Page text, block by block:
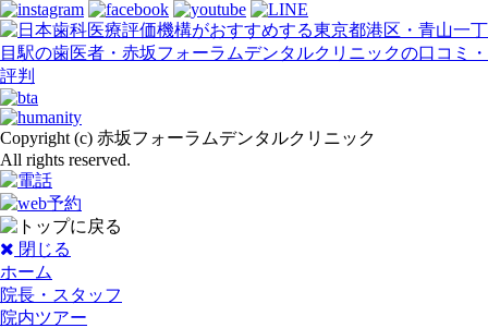
Copyright (c) 赤坂フォーラムデンタルクリニック
All rights reserved.
閉じる
ホーム
院長・スタッフ
院内ツアー